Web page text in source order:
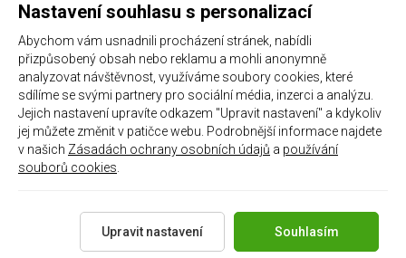
nacházíte obsahuje materiál, který někteří lidé mohou
nejsou dle právní úpravy zákona č. 480/2004 Sb., o některých
službách informační společnosti a o změně některých zákonů
(zákon o některých službách informační společnosti) a
zejména §6 citovaného zákona, odpovědni za příspěvky
návštěvníků těchto stránek.
Galerie|Historie
Copyright 2021 ©Chachaři.czVšechna práva vyhrazena.
Created by
Nastavení souhlasu s personalizací
Abychom vám usnadnili procházení stránek, nabídli
přizpůsobený obsah nebo reklamu a mohli anonymně
analyzovat návštěvnost, využíváme soubory cookies, které
sdílíme se svými partnery pro sociální média, inzerci a analýzu.
Jejich nastavení upravíte odkazem "Upravit nastavení" a kdykoliv
jej můžete změnit v patičce webu. Podrobnější informace najdete
v našich Zásadách ochrany osobních údajů a používání
souborů cookies
Souhlasím
Upravit nastavení